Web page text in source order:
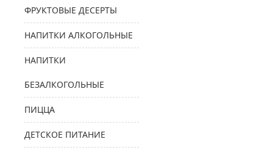
ФРУКТОВЫЕ ДЕСЕРТЫ
НАПИТКИ АЛКОГОЛЬНЫЕ
НАПИТКИ
БЕЗАЛКОГОЛЬНЫЕ
ПИЦЦА
ДЕТСКОЕ ПИТАНИЕ